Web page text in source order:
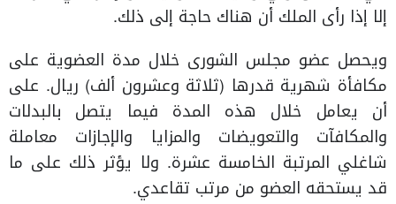
إلا إذا رأى الملك أن هناك حاجة إلى ذلك.
ويحصل عضو مجلس الشورى خلال مدة العضوية على
مكافأة شهرية قدرها (ثلاثة وعشرون ألف) ريال. على
أن يعامل خلال هذه المدة فيما يتصل بالبدلات
والمكافآت والتعويضات والمزايا والإجازات معاملة
شاغلي المرتبة الخامسة عشرة. ولا يؤثر ذلك على ما
قد يستحقه العضو من مرتب تقاعدي.